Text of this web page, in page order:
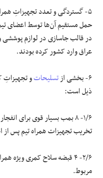
۵- گستردگی و تعدد تجهیزاتِ
حمل مستقیم آن‌ها توسط اعضای
در قالب جاسازی در لوازم پوششی
عراق وارد کشور کرده بودند.
۶- بخشی از تسلیحاتو
ذیل است:
تخریب تجهیزات همراه تیم پس
۲/۶- ۴ قبضه سلاح کمری ویژه همراه با
مربوط.